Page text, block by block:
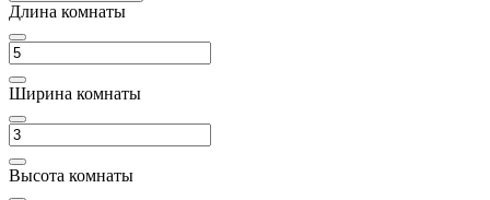
Длина комнаты
Ширина комнаты
Высота комнаты